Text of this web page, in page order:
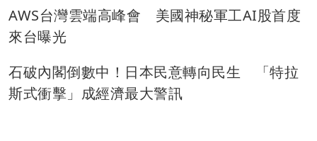
AWS台灣雲端高峰會 美國神秘軍工AI股首度
來台曝光
石破內閣倒數中！日本民意轉向民生 「特拉
斯式衝擊」成經濟最大警訊